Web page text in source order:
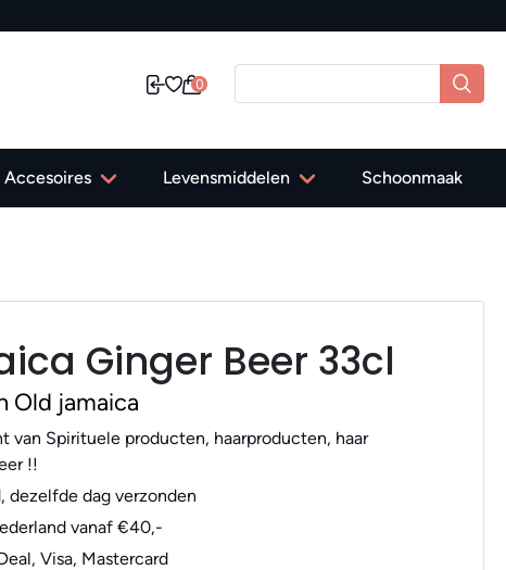
0
Accesoires Levensmiddelen Schoonmaak
Ginger Beer 33cl
Old jamaica
van Spirituele producten, haarproducten, haar
!!
dezelfde dag verzonden
vanaf €40,-
Visa, Mastercard